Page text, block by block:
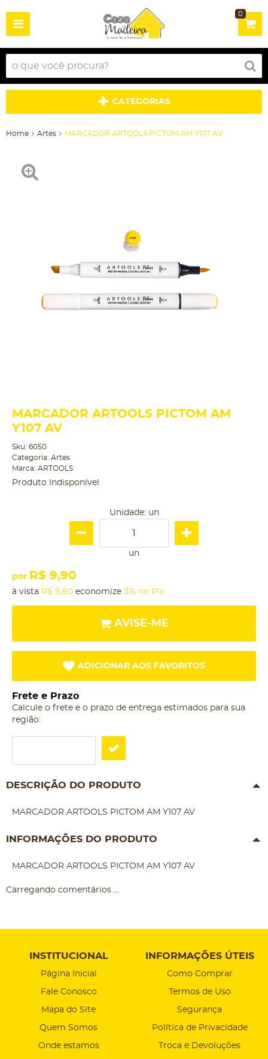
0
CATEGORIAS
Home Artes MARCADOR ARTOOLS PICTOM AM Y107 AV
MARCADOR ARTOOLS PICTOM AM
Y107 AV
Sku: 6050
Categoria: Artes
Marca: ARTOOLS
Produto Indisponível
Unidade: un
un
por R$ 9,90
à vista R$ 9,60 economize 3% no Pix
AVISE-ME
ADICIONAR AOS FAVORITOS
Frete e Prazo
Calcule o frete e o prazo de entrega estimados para sua
região:
DESCRIÇÃO DO PRODUTO
MARCADOR ARTOOLS PICTOM AM Y107 AV
INFORMAÇÕES DO PRODUTO
MARCADOR ARTOOLS PICTOM AM Y107 AV
Carregando comentários ...
INSTITUCIONAL
Página Inicial
Fale Conosco
Mapa do Site
Quem Somos
Onde estamos
INFORMAÇÕES ÚTEIS
Como Comprar
Termos de Uso
Segurança
Política de Privacidade
Troca e Devoluções